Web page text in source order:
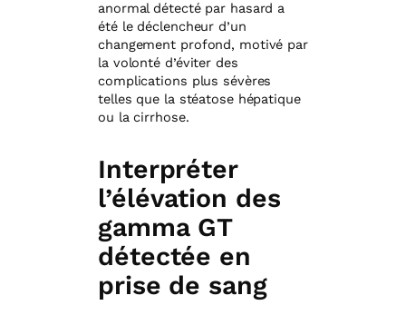
anormal détecté par hasard a
été le déclencheur d’un
changement profond, motivé par
la volonté d’éviter des
complications plus sévères
telles que la stéatose hépatique
ou la cirrhose.
Interpréter
l’élévation des
gamma GT
détectée en
prise de sang